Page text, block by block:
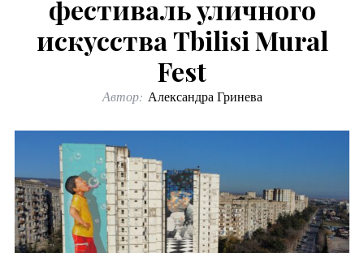
фестиваль уличного
искусства Tbilisi Mural
Fest
Автор: Александра Гринева